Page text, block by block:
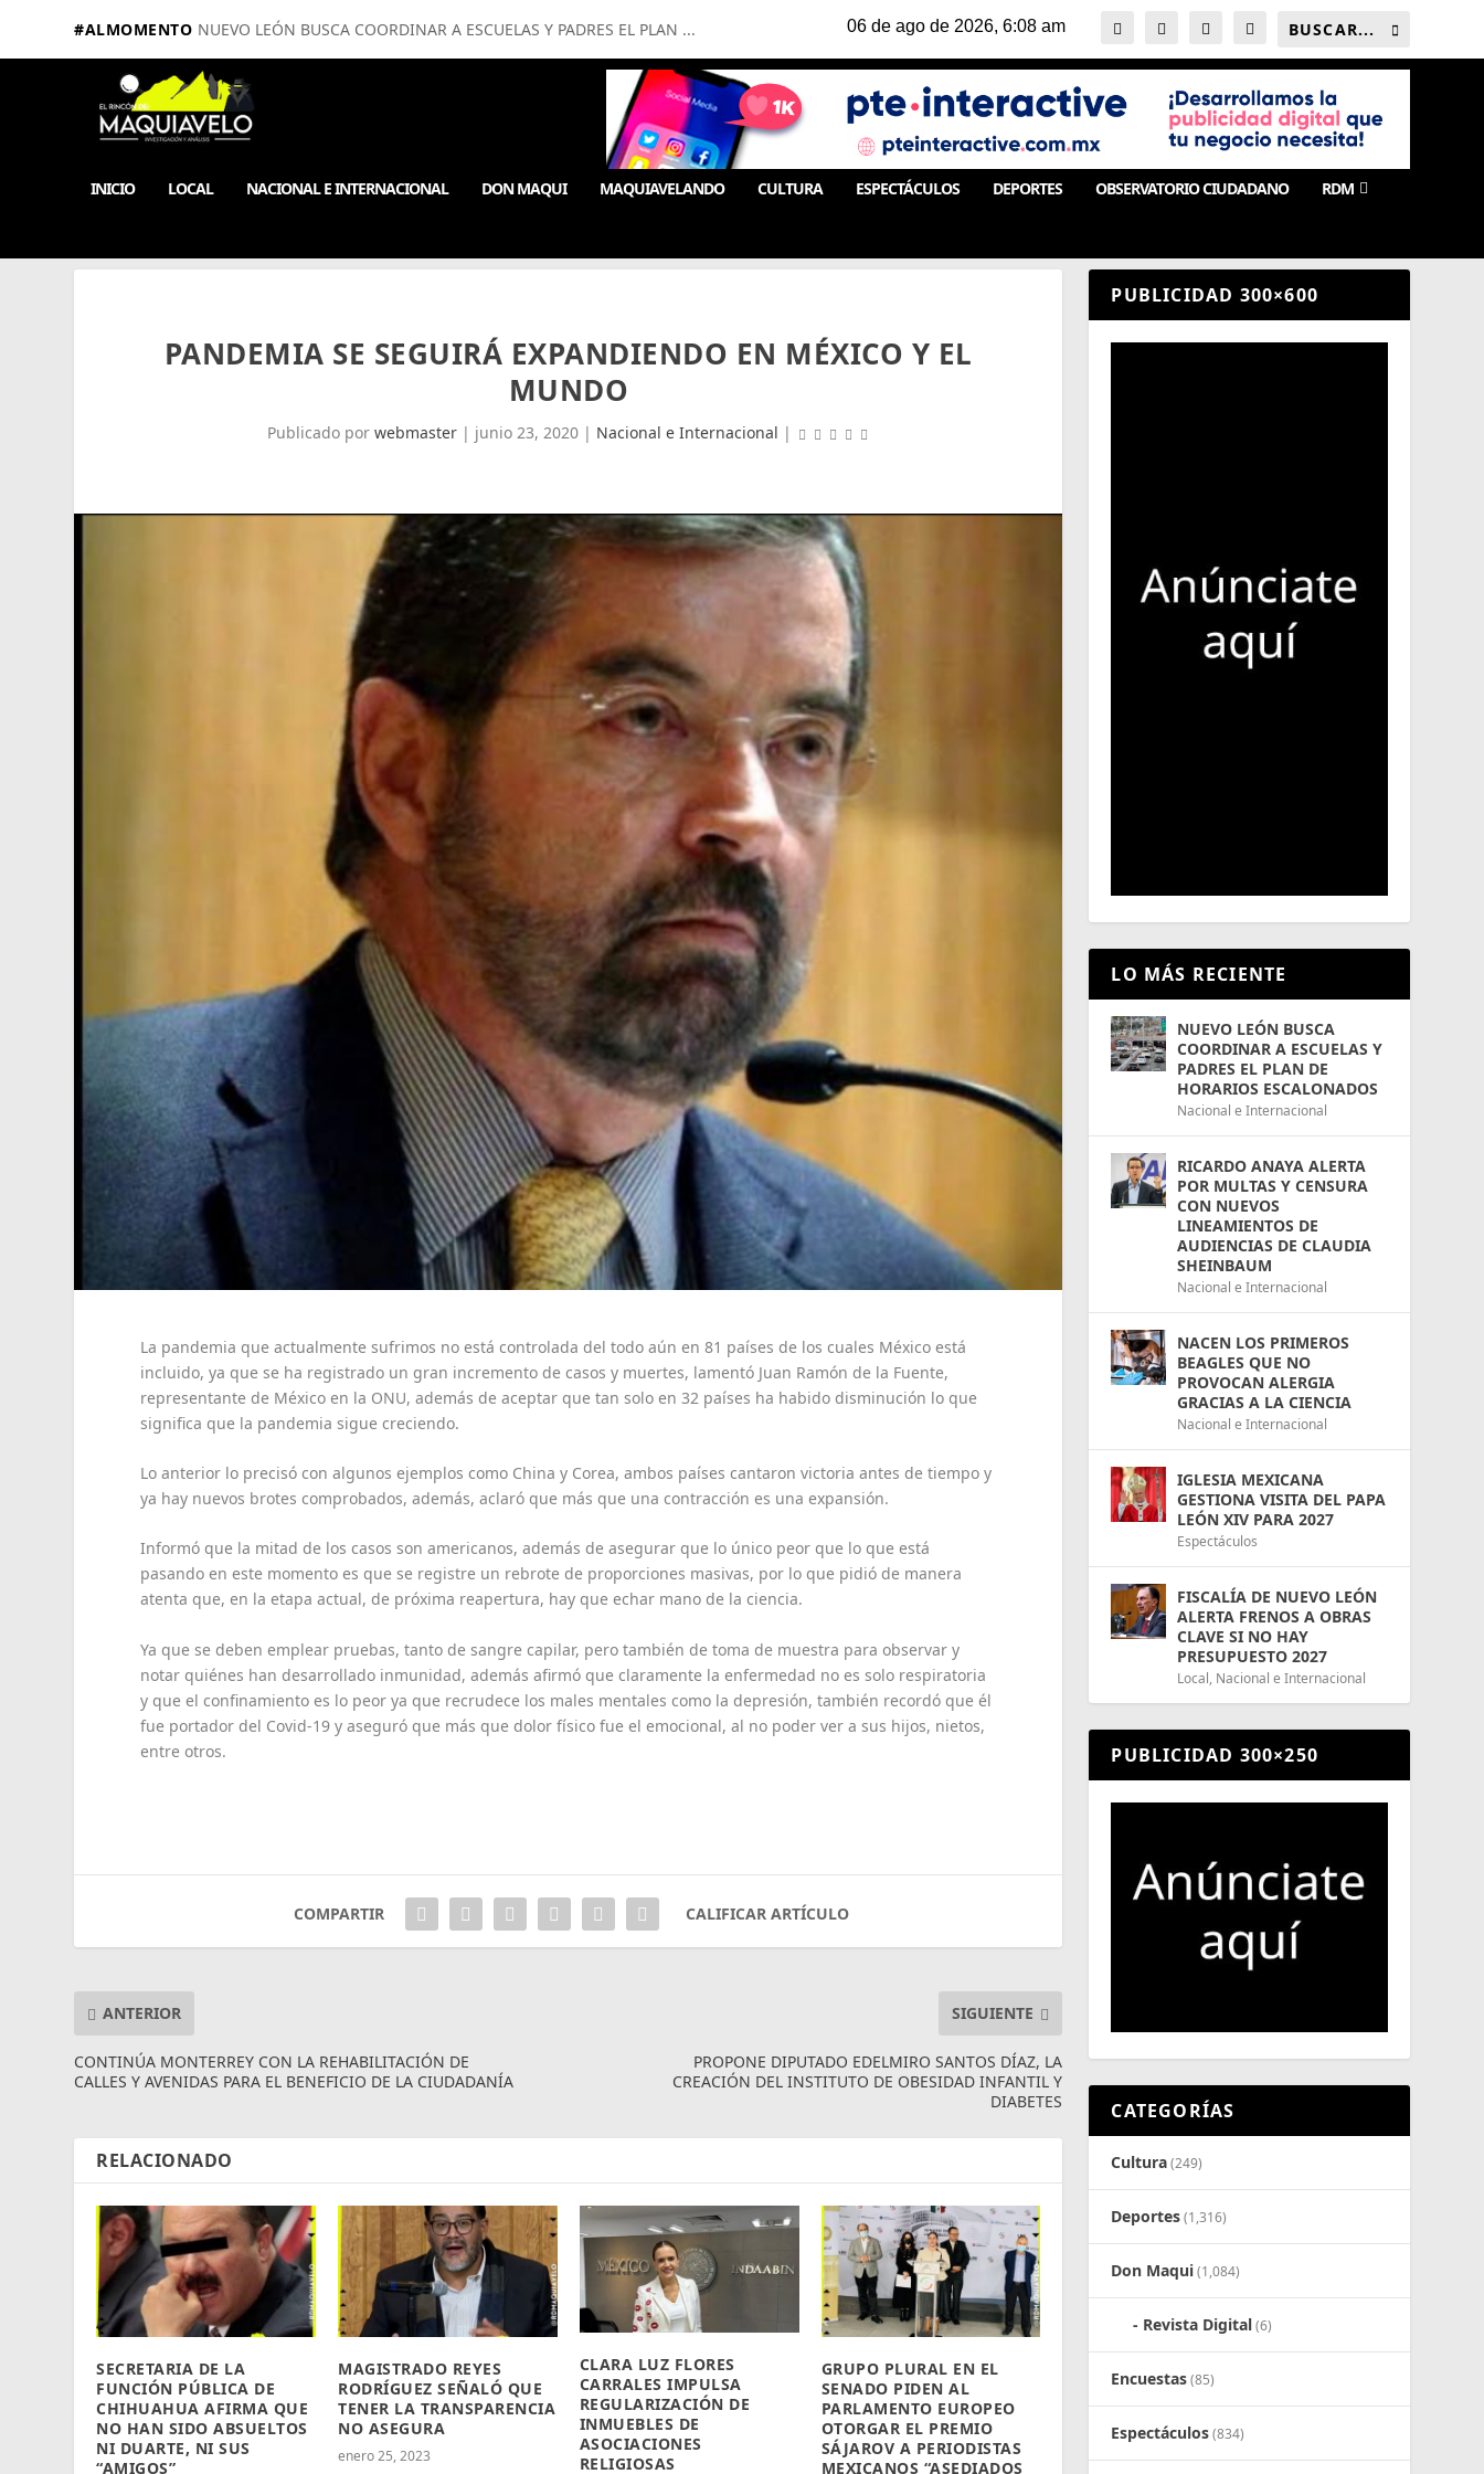
#ALMOMENTO NUEVO LEÓN BUSCA COORDINAR A ESCUELAS Y PADRES EL PLAN ...
INICIO LOCAL NACIONAL E INTERNACIONAL DON MAQUI MAQUIAVELANDO CULTURA ESPECTÁCULOS DEPORTES OBSERVATORIO CIUDADANO RDM
PANDEMIA SE SEGUIRÁ EXPANDIENDO EN MÉXICO Y EL
MUNDO
Publicado porwebmaster | junio 23, 2020 | Nacional e Internacional |
La pandemia que actualmente sufrimos no está controlada del todo aún en 81 países de los cuales México está
incluido, ya que se ha registrado un gran incremento de casos y muertes, lamentó Juan Ramón de la Fuente,
representante de México en la ONU, además de aceptar que tan solo en 32 países ha habido disminución lo que
significa que la pandemia sigue creciendo.
Lo anterior lo precisó con algunos ejemplos como China y Corea, ambos países cantaron victoria antes de tiempo y
ya hay nuevos brotes comprobados, además, aclaró que más que una contracción es una expansión.
Informó que la mitad de los casos son americanos, además de asegurar que lo único peor que lo que está
pasando en este momento es que se registre un rebrote de proporciones masivas, por lo que pidió de manera
atenta que, en la etapa actual, de próxima reapertura, hay que echar mano de la ciencia.
Ya que se deben emplear pruebas, tanto de sangre capilar, pero también de toma de muestra para observar y
notar quiénes han desarrollado inmunidad, además afirmó que claramente la enfermedad no es solo respiratoria
y que el confinamiento es lo peor ya que recrudece los males mentales como la depresión, también recordó que él
fue portador del Covid-19 y aseguró que más que dolor físico fue el emocional, al no poder ver a sus hijos, nietos,
entre otros.
COMPARTIR CALIFICAR ARTÍCULO
ANTERIOR
CONTINÚA MONTERREY CON LA REHABILITACIÓN DE
CALLES Y AVENIDAS PARA EL BENEFICIO DE LA CIUDADANÍA
SIGUIENTE
PROPONE DIPUTADO EDELMIRO SANTOS DÍAZ, LA
CREACIÓN DEL INSTITUTO DE OBESIDAD INFANTIL Y
DIABETES
RELACIONADO
SECRETARIA DE LA
FUNCIÓN PÚBLICA DE
CHIHUAHUA AFIRMA QUE
NO HAN SIDO ABSUELTOS
NI DUARTE, NI SUS
“AMIGOS”
MAGISTRADO REYES
RODRÍGUEZ SEÑALÓ QUE
TENER LA TRANSPARENCIA
NO ASEGURA
enero 25, 2023
CLARA LUZ FLORES
CARRALES IMPULSA
REGULARIZACIÓN DE
INMUEBLES DE
ASOCIACIONES
RELIGIOSAS
GRUPO PLURAL EN EL
SENADO PIDEN AL
PARLAMENTO EUROPEO
OTORGAR EL PREMIO
SÁJAROV A PERIODISTAS
MEXICANOS “ASEDIADOS
PUBLICIDAD 300×600
LO MÁS RECIENTE
NUEVO LEÓN BUSCA
COORDINAR A ESCUELAS Y
PADRES EL PLAN DE
HORARIOS ESCALONADOS
Nacional e Internacional
RICARDO ANAYA ALERTA
POR MULTAS Y CENSURA
CON NUEVOS
LINEAMIENTOS DE
AUDIENCIAS DE CLAUDIA
SHEINBAUM
Nacional e Internacional
NACEN LOS PRIMEROS
BEAGLES QUE NO
PROVOCAN ALERGIA
GRACIAS A LA CIENCIA
Nacional e Internacional
IGLESIA MEXICANA
GESTIONA VISITA DEL PAPA
LEÓN XIV PARA 2027
Espectáculos
FISCALÍA DE NUEVO LEÓN
ALERTA FRENOS A OBRAS
CLAVE SI NO HAY
PRESUPUESTO 2027
Local, Nacional e Internacional
PUBLICIDAD 300×250
CATEGORÍAS
Cultura(249)
Deportes(1,316)
Don Maqui(1,084)
Revista Digital(6)
Encuestas(85)
Espectáculos(834)